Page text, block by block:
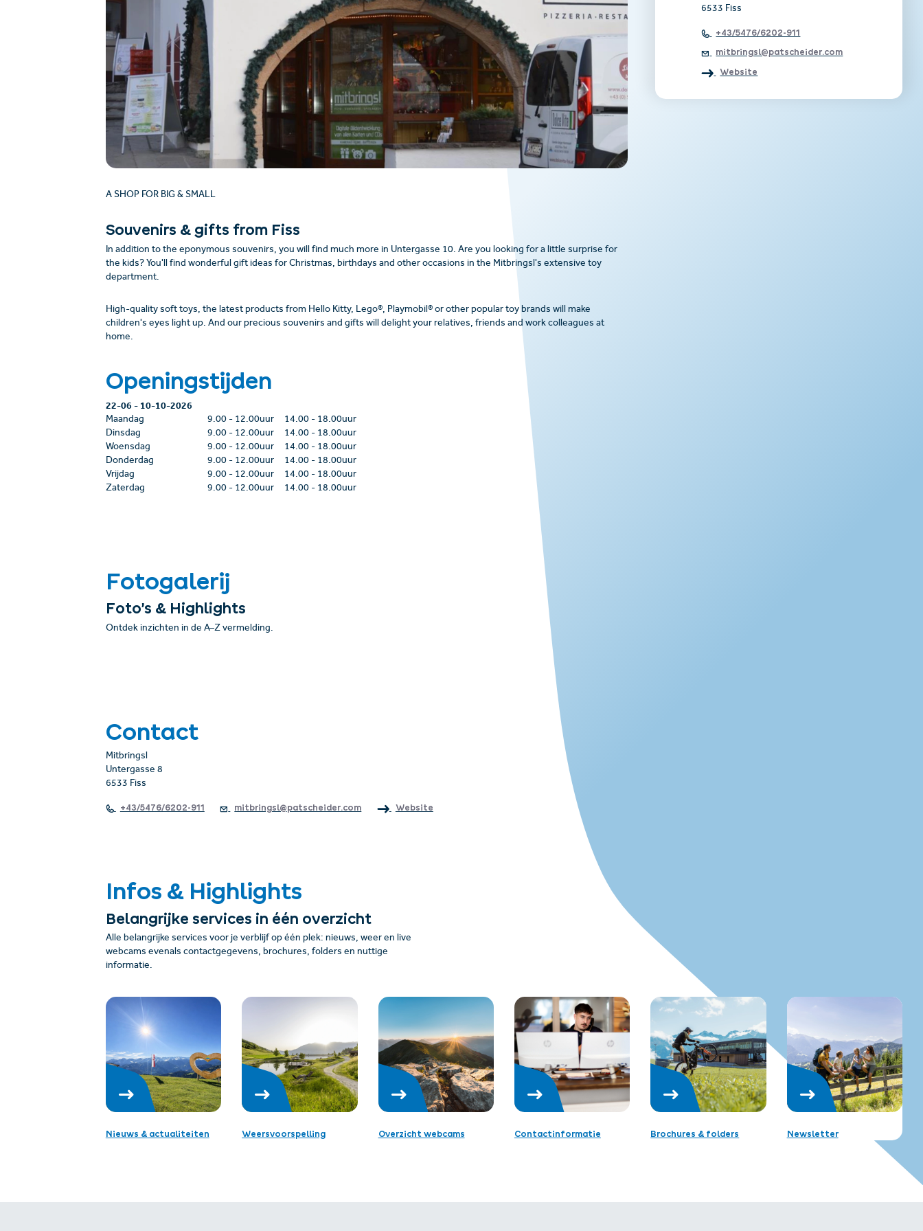
A SHOP FOR BIG & SMALL
Souvenirs & gifts from Fiss
In addition to the eponymous souvenirs, you will find much more in Untergasse 10. Are you looking for a little surprise for
the kids? You'll find wonderful gift ideas for Christmas, birthdays and other occasions in the Mitbringsl's extensive toy
department.
High-quality soft toys, the latest products from Hello Kitty, Lego®, Playmobil® or other popular toy brands will make
children's eyes light up. And our precious souvenirs and gifts will delight your relatives, friends and work colleagues at
home.
Openingstijden
22-06-10-10-2026
Maandag 9.00- 12.00uur 14.00- 18.00uur
Dinsdag
9.00- 12.00uur 14.00- 18.00uur
Woensdag
9.00- 12.00uur 14.00- 18.00uur
Donderdag
9.00- 12.00uur 14.00- 18.00uur
Vrijdag
9.00- 12.00uur 14.00- 18.00uur
Zaterdag
9.00- 12.00uur 14.00- 18.00uur
6533 Fiss
+43/5476/6202-911
mitbringsl@patscheider.com
Website
Fotogalerij
Foto’s & Highlights
Ontdek inzichten in de A–Z vermelding.
Contact
Mitbringsl
Untergasse 8
6533 Fiss
+43/5476/6202-911 mitbringsl@patscheider.com Website
Infos & Highlights
Belangrijke services in één overzicht
Alle belangrijke services voor je verblijf op één plek: nieuws, weer en live
webcams evenals contactgegevens, brochures, folders en nuttige
informatie.
Nieuws & actualiteiten Weersvoorspelling Overzicht webcams Contactinformatie Brochures & folders Newsletter